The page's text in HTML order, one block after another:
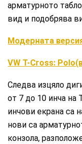
арматурното
вид и подобрява
Модерната
VW T-Cross:
Следва изцяло
от 7 до 10 инча на
инчови екрана са
нови са
конзола,